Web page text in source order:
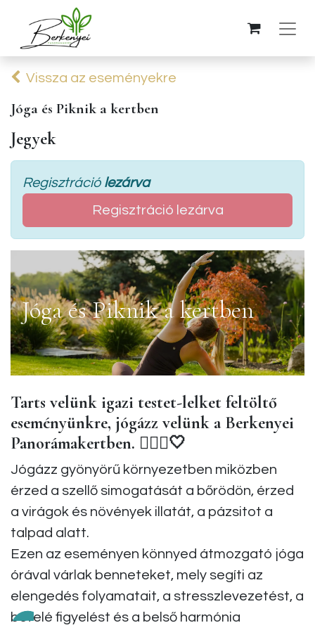
Vissza az eseményekre
Jóga és Piknik a kertben
Jegyek
Regisztráció lezárva
Regisztráció lezárva
Jóga és Piknik a kertben
Tarts velünk igazi testet-lelket feltöltő
eseményünkre, jógázz velünk a Berkenyei
Panorámakertben. 🧘🏼‍♀️🤍
Jógázz gyönyörű környezetben miközben
érzed a szellő simogatását a bőrödön, érzed
a virágok és növények illatát, a pázsitot a
talpad alatt.
Ezen az eseményen könnyed átmozgató jóga
órával várlak benneteket, mely segíti az
elengedés folyamatait, a stresszlevezetést, a
befelé figyelést és a belső harmónia